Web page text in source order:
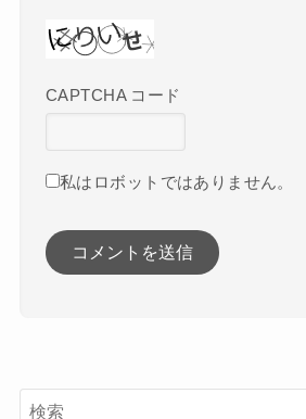
CAPTCHA コード
私はロボットではありません。